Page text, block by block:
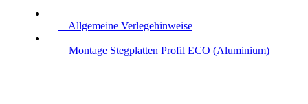
Allgemeine Verlegehinweise
Montage Stegplatten Profil ECO (Aluminium)